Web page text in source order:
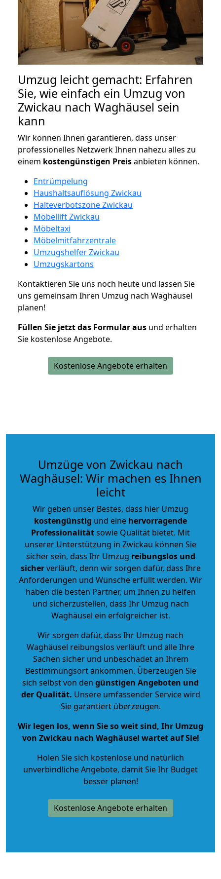
Umzug leicht gemacht: Erfahren
Sie, wie einfach ein Umzug von
Zwickau nach Waghäusel sein
kann
Wir können Ihnen garantieren, dass unser
professionelles Netzwerk Ihnen nahezu alles zu
einem kostengünstigen Preisanbieten können.
Entrümpelung
Haushaltsauflösung Zwickau
Halteverbotszone Zwickau
Möbellift Zwickau
Möbeltaxi
Möbelmitfahrzentrale
Umzugshelfer Zwickau
Umzugskartons
Kontaktieren Sie uns noch heute und lassen Sie
uns gemeinsam Ihren Umzug nach Waghäusel
planen!
Füllen Sie jetzt das Formular aus und erhalten
Sie kostenlose Angebote.
Kostenlose Angebote erhalten
Umzüge von Zwickau nach
Waghäusel: Wir machen es Ihnen
leicht
Wir geben unser Bestes, dass hier Umzug
kostengünstig und eine hervorragende
Professionalitätsowie Qualität bietet. Mit
unserer Unterstützung in Zwickau können Sie
sicher sein, dass Ihr Umzug reibungslos und
sicherverläuft, denn wir sorgen dafür, dass Ihre
Anforderungen und Wünsche erfüllt werden. Wir
haben die besten Partner, um Ihnen zu helfen
und sicherzustellen, dass Ihr Umzug nach
Waghäusel ein erfolgreicher ist.
Wir sorgen dafür, dass Ihr Umzug nach
Waghäusel reibungslos verläuft und alle Ihre
Sachen sicher und unbeschadet an Ihrem
Bestimmungsort ankommen. Überzeugen Sie
sich selbst von den günstigen Angeboten und
der Qualität. Unsere umfassender Service wird
Sie garantiert überzeugen.
Wir legen los, wenn Sie so weit sind, Ihr Umzug
von Zwickau nach Waghäusel wartet auf Sie!
Holen Sie sich kostenlose und natürlich
unverbindliche Angebote, damit Sie Ihr Budget
besser planen!
Kostenlose Angebote erhalten